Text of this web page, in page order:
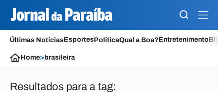
Últimas NotíciasEsportesPolíticaQual a Boa?Entretenimento
Home> brasileira
Resultados para a tag: